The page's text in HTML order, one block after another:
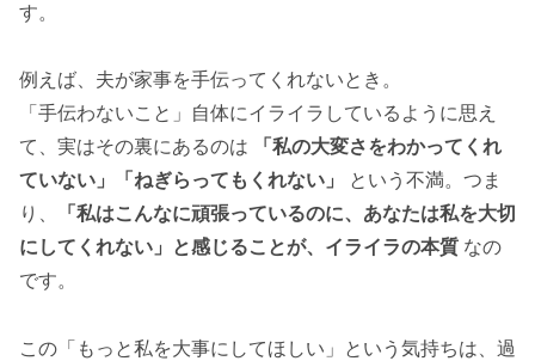
す。
例えば、夫が家事を手伝ってくれないとき。
「手伝わないこと」自体にイライラしているように思え
て、実はその裏にあるのは
「私の大変さをわかってくれ
ていない」「ねぎらってもくれない」
という不満。つま
り、
「私はこんなに頑張っているのに、あなたは私を大切
にしてくれない」と感じることが、イライラの本質 なの
です。
この「もっと私を大事にしてほしい」という気持ちは、過